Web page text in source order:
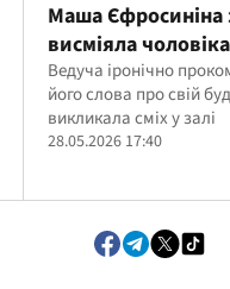
Маша Єфросиніна
висміяла
Полякової після
скандалу
Ведуча іронічно
його слова про свій
викликала сміх у залі
28.05.2026 17:40